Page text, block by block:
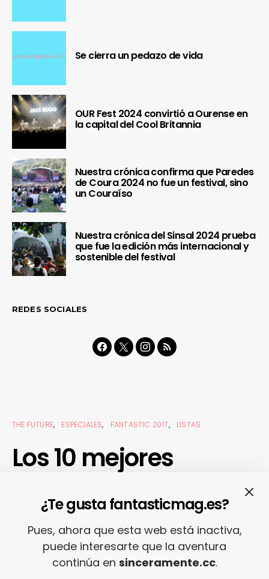
Se cierra un pedazo de vida
OUR Fest 2024 convirtió a Ourense en
la capital del Cool Britannia
Nuestra crónica confirma que Paredes
de Coura 2024 no fue un festival, sino
un Couraíso
Nuestra crónica del Sinsal 2024 prueba
que fue la edición más internacional y
sostenible del festival
REDES SOCIALES
THE FUTURE ESPECIALES FANTASTIC 2017 LISTAS
Los 10 mejores
¿Te gusta fantasticmag.es?
Pues, ahora que esta web está inactiva,
puede interesarte que la aventura
continúa en sinceramente.cc.